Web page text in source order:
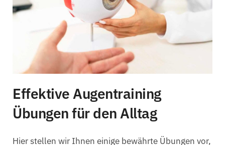
Effektive Augentraining
Übungen für den Alltag
Hier stellen wir Ihnen einige bewährte Übungen vor,